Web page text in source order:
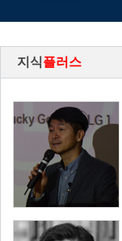
지식플러스